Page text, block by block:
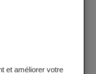
et améliorer votre